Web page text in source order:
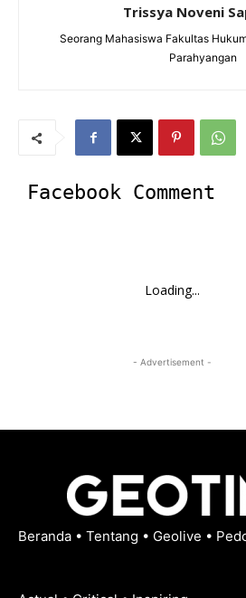
Trissya Noveni
Seorang Mahasiswa Fakultas
Parahyangan
Facebook Comment
Loading...
- Advertisement -
Beranda • Tentang • Geolive •